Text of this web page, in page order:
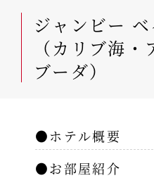
ジャンビー
（カリブ海
ブーダ）
●ホテル概要
●お部屋紹介